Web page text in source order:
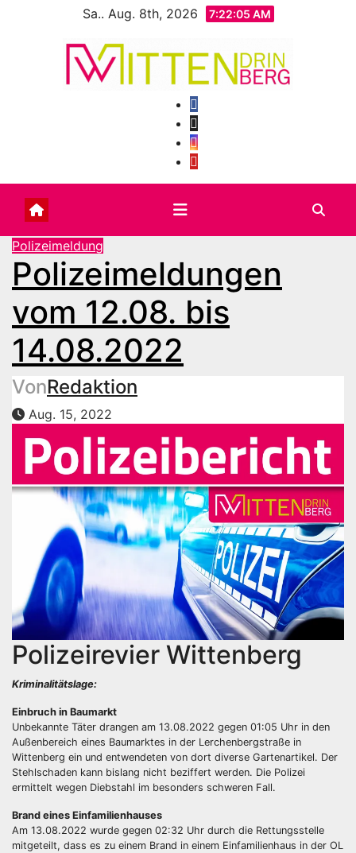
Sa.. Aug. 8th, 2026 7:22:06 AM
Polizeimeldung
Polizeimeldungen
vom 12.08. bis
14.08.2022
VonRedaktion
Aug. 15, 2022
Polizeirevier Wittenberg
Kriminalitätslage:
Einbruch in Baumarkt
Unbekannte Täter drangen am 13.08.2022 gegen 01:05 Uhr in den
Außenbereich eines Baumarktes in der Lerchenbergstraße in
Wittenberg ein und entwendeten von dort diverse Gartenartikel. Der
Stehlschaden kann bislang nicht beziffert werden. Die Polizei
ermittelt wegen Diebstahl im besonders schweren Fall.
Brand eines Einfamilienhauses
Am 13.08.2022 wurde gegen 02:32 Uhr durch die Rettungsstelle
mitgeteilt, dass es zu einem Brand in einem Einfamilienhaus in der OL